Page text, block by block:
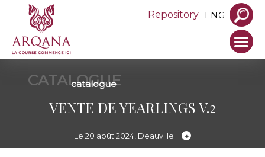
Repository ENG
CATALOGUE
catalogue
VENTE DE YEARLINGS V.2
Le 20 août 2024, Deauville